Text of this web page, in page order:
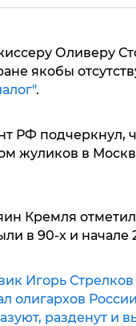
Оливеру
якобы
.
РФ подчеркнул,
жуликов в
Кремля
в 90-х и начале
Игорь
олигархов
разденут и